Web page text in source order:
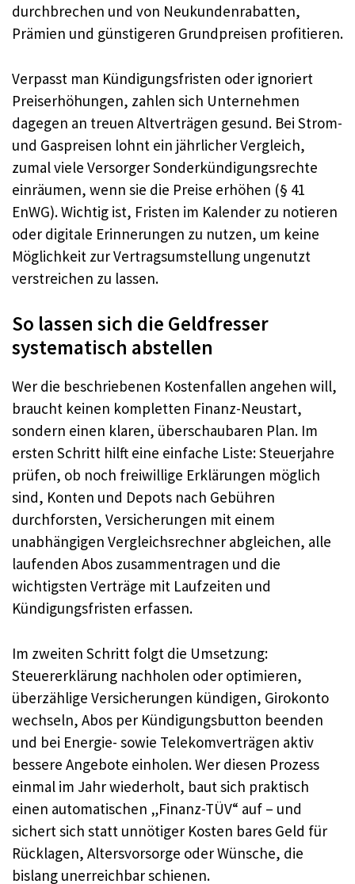
durchbrechen und von Neukundenrabatten,
Prämien und günstigeren Grundpreisen profitieren.
Verpasst man Kündigungsfristen oder ignoriert
Preiserhöhungen, zahlen sich Unternehmen
dagegen an treuen Altverträgen gesund. Bei Strom-
und Gaspreisen lohnt ein jährlicher Vergleich,
zumal viele Versorger Sonderkündigungsrechte
einräumen, wenn sie die Preise erhöhen (§ 41
EnWG). Wichtig ist, Fristen im Kalender zu notieren
oder digitale Erinnerungen zu nutzen, um keine
Möglichkeit zur Vertragsumstellung ungenutzt
verstreichen zu lassen.
So lassen sich die Geldfresser
systematisch abstellen
Wer die beschriebenen Kostenfallen angehen will,
braucht keinen kompletten Finanz-Neustart,
sondern einen klaren, überschaubaren Plan. Im
ersten Schritt hilft eine einfache Liste: Steuerjahre
prüfen, ob noch freiwillige Erklärungen möglich
sind, Konten und Depots nach Gebühren
durchforsten, Versicherungen mit einem
unabhängigen Vergleichsrechner abgleichen, alle
laufenden Abos zusammentragen und die
wichtigsten Verträge mit Laufzeiten und
Kündigungsfristen erfassen.
Im zweiten Schritt folgt die Umsetzung:
Steuererklärung nachholen oder optimieren,
überzählige Versicherungen kündigen, Girokonto
wechseln, Abos per Kündigungsbutton beenden
und bei Energie- sowie Telekomverträgen aktiv
bessere Angebote einholen. Wer diesen Prozess
einmal im Jahr wiederholt, baut sich praktisch
einen automatischen „Finanz-TÜV“ auf – und
sichert sich statt unnötiger Kosten bares Geld für
Rücklagen, Altersvorsorge oder Wünsche, die
bislang unerreichbar schienen.